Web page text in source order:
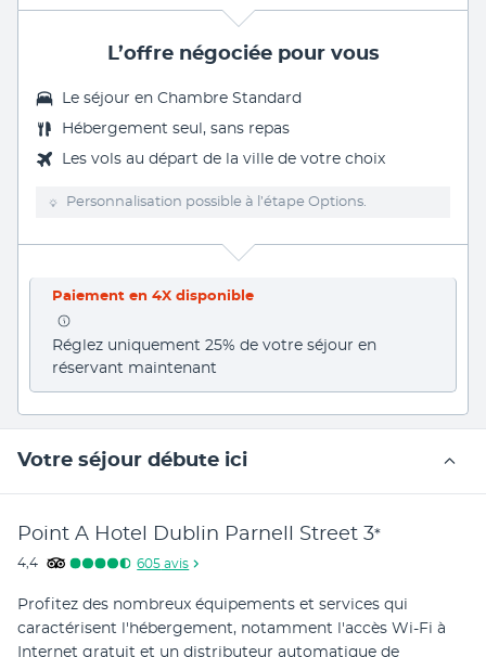
L’offre négociée pour vous
Le séjour en Chambre Standard
Hébergement seul, sans repas
Les vols au départ de la ville de votre choix
Personnalisation possible à l’étape Options.
Paiement en 4X disponible
Réglez uniquement 25% de votre séjour en
réservant maintenant
Votre séjour débute ici
Point A Hotel Dublin Parnell Street 3*
4,4 605 avis
Profitez des nombreux équipements et services qui
caractérisent l'hébergement, notamment l'accès Wi-Fi à
Internet gratuit et un distributeur automatique de